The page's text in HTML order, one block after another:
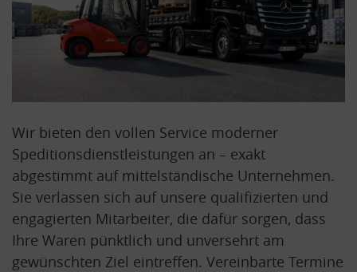
Wir bieten den vollen Service moderner
Speditionsdienstleistungen an – exakt
abgestimmt auf mittelständische Unternehmen.
Sie verlassen sich auf unsere qualifizierten und
engagierten Mitarbeiter, die dafür sorgen, dass
Ihre Waren pünktlich und unversehrt am
gewünschten Ziel eintreffen. Vereinbarte Termine